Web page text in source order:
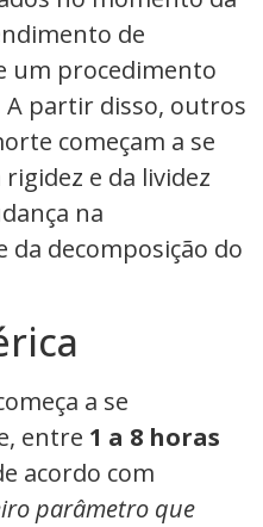
de
um procedimento
partir disso, outros
começam a se
e da lividez
na
decomposição do
a se
entre 1 a 8 horas
acordo com
parâmetro que